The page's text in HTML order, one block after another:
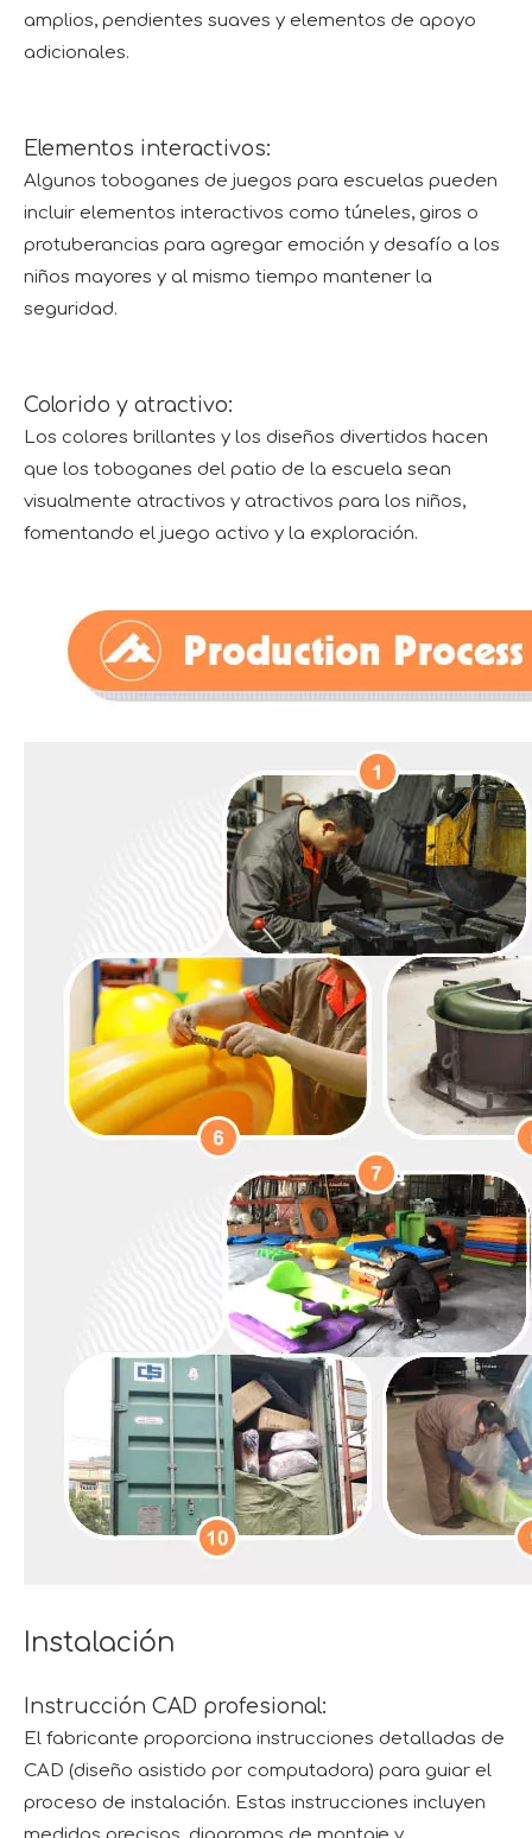
amplios, pendientes suaves y elementos de apoyo
adicionales.
Elementos interactivos:
Algunos toboganes de juegos para escuelas pueden
incluir elementos interactivos como túneles, giros o
protuberancias para agregar emoción y desafío a los
niños mayores y al mismo tiempo mantener la
seguridad.
Colorido y atractivo:
Los colores brillantes y los diseños divertidos hacen
que los toboganes del patio de la escuela sean
visualmente atractivos y atractivos para los niños,
fomentando el juego activo y la exploración.
Instalación
Instrucción CAD profesional:
El fabricante proporciona instrucciones detalladas de
CAD (diseño asistido por computadora) para guiar el
proceso de instalación. Estas instrucciones incluyen